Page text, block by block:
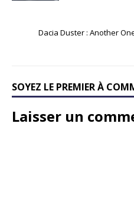
Dacia Duster : Another
SOYEZ LE PREMIER À
Laisser un